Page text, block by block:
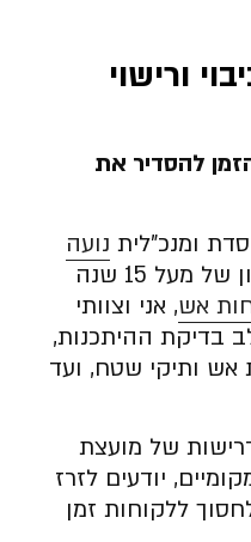
ורישוי
להסדיר את
ומנכ”לית נועה
בע”מ. עם ניסיון של מעל 15 שנה
אש, אני וצוותי
בדיקת ההיתכנות,
אש ותיקי שטח, ועד
של מועצת
יודעים לזרז
ללקוחות זמן